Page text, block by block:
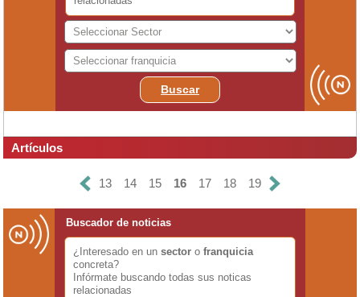
Buscar
Artículos
13 14 15 16 17 18 19
Buscador de noticias
¿Interesado en un sector o franquicia
concreta?
Infórmate buscando todas sus noticas
relacionadas